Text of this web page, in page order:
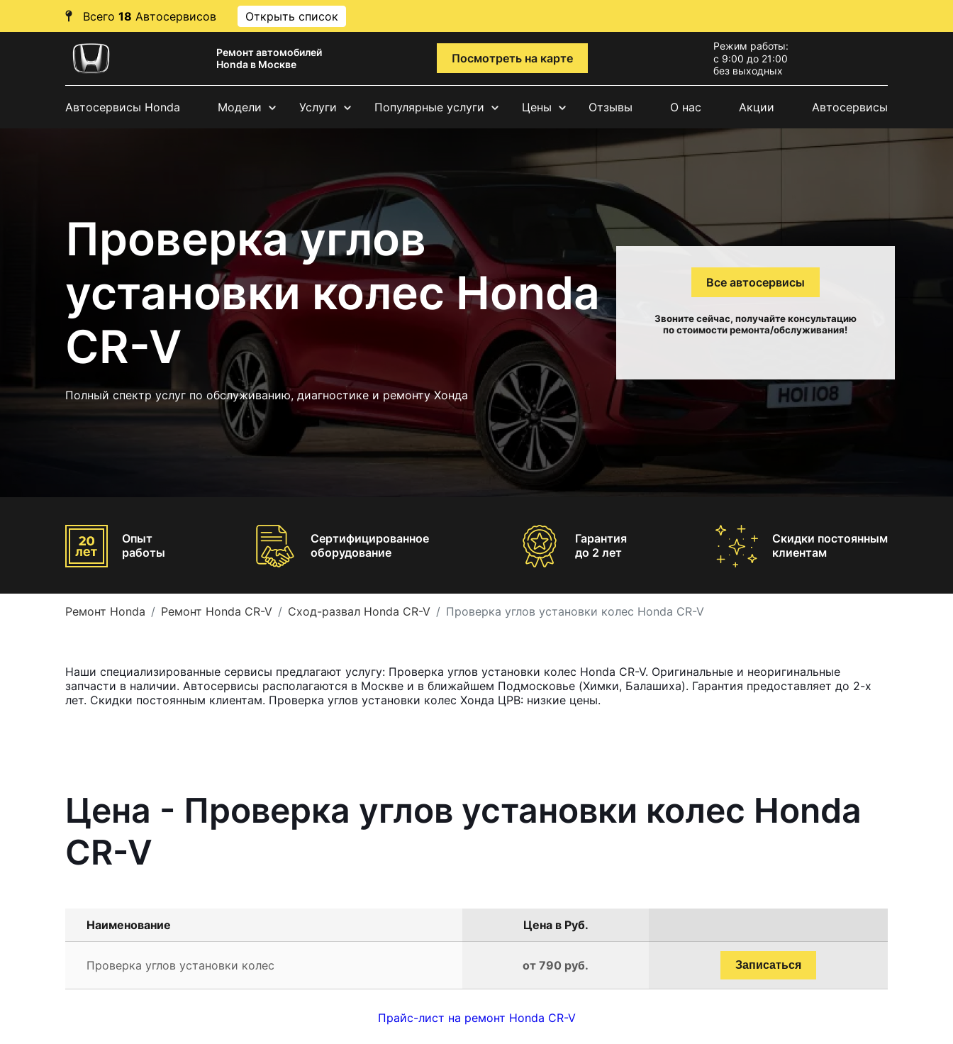
Всего 18 Автосервисов Открыть список
Ремонт автомобилей
Honda в Москве
Посмотреть на карте
Режим работы:
с 9:00 до 21:00
без выходных
Автосервисы Honda Модели Услуги Популярные услуги Цены Отзывы О нас Акции Автосервисы
Проверка углов
установки колес Honda
CR-V
Полный спектр услуг по обслуживанию, диагностике и ремонту Хонда
Все автосервисы
Звоните сейчас, получайте консультацию
по стоимости ремонта/обслуживания!
Опыт
работы
Сертифицированное
оборудование
Гарантия
до 2 лет
Скидки постоянным
клиентам
Ремонт Honda Ремонт Honda CR-V Сход-развал Honda CR-V Проверка углов установки колес Honda CR-V
Наши специализированные сервисы предлагают услугу: Проверка углов установки колес Honda CR-V. Оригинальные и неоригинальные
запчасти в наличии. Автосервисы располагаются в Москве и в ближайшем Подмосковье (Химки, Балашиха). Гарантия предоставляет до 2-х
лет. Скидки постоянным клиентам. Проверка углов установки колес Хонда ЦРВ: низкие цены.
Цена - Проверка углов установки колес Honda
CR-V
Наименование Цена в Руб.
Проверка углов установки колес от 790 руб. Записаться
Прайс-лист на ремонт Honda CR-V